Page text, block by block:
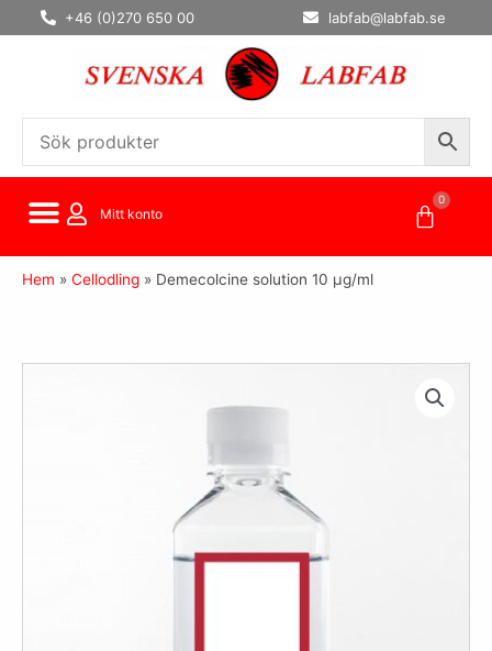
Hoppa
till
+46 (0)270 650 00 labfab@labfab.se
Mitt konto
0
Hem » Cellodling » Demecolcine solution 10 µg/ml